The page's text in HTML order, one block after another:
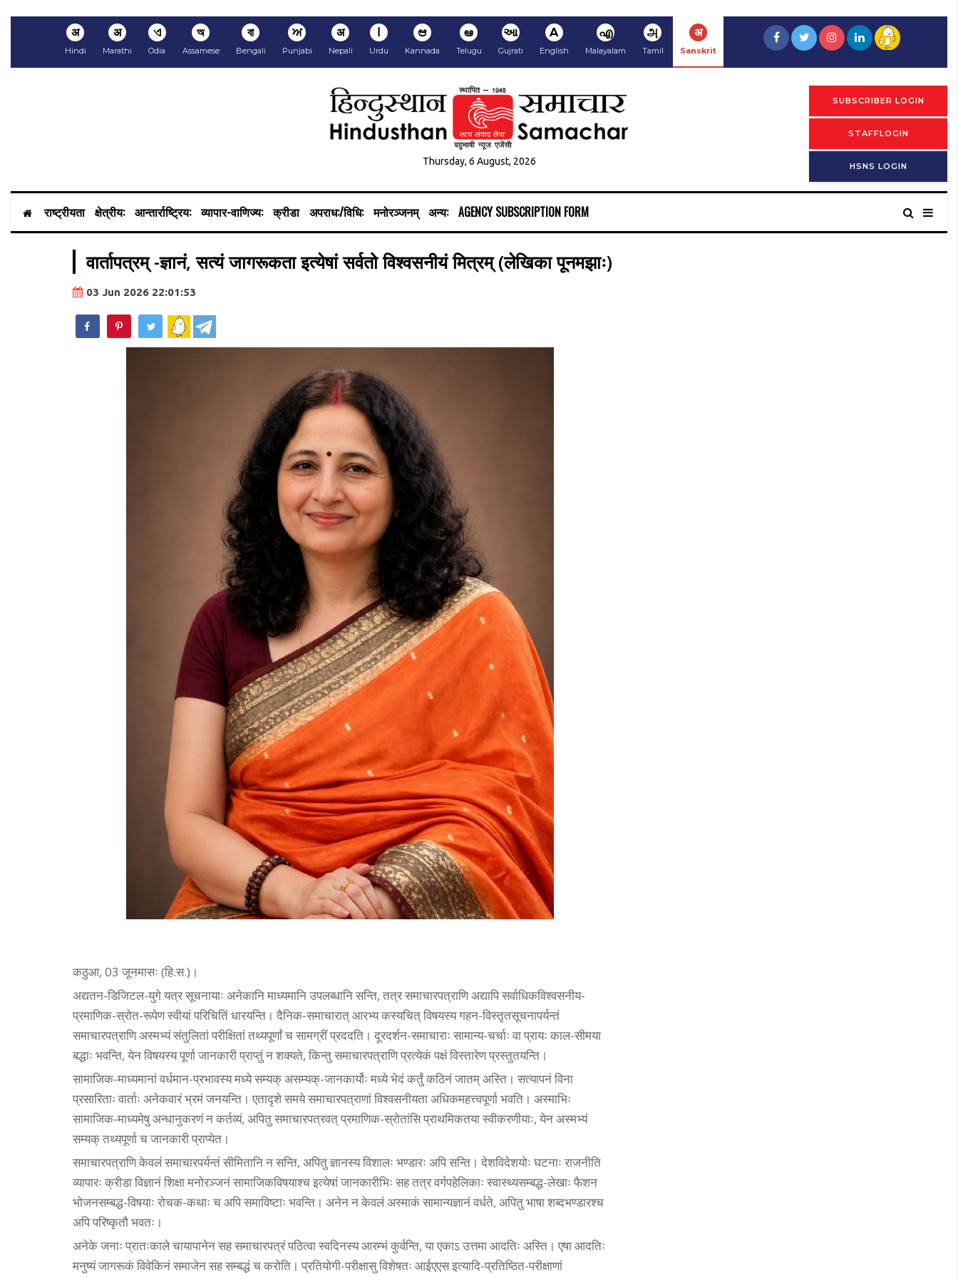
अ
Hindi
अ
Marathi
ଏ
Odia
অ
Assamese
বা
Bengali
ਅ
Punjabi
अ
Nepali
ا
Urdu
ಆ
Kannada
ఆ
Telugu
આ
Gujrati
A
English
എ
Malayalam
அ
Tamil
अ
Sanskrit
Thursday, 6 August, 2026
SUBSCRIBER LOGIN
STAFFLOGIN
HSNS LOGIN
राष्ट्रीयता क्षेत्रीय: आन्तार्राष्ट्रिय: व्यापार-वाणिज्य: क्रीडा अपराध:/विधि: मनोरञ्जनम् अन्य: AGENCY SUBSCRIPTION FORM
वार्तापत्रम् -ज्ञानं, सत्यं जागरूकता इत्येषां सर्वतो विश्वसनीयं मित्रम् (लेखिका पूनमझाः)
03 Jun 2026 22:01:53
कठुआ, 03 जूनमासः (हि.स.)।
अद्यतन-डिजिटल-युगे यत्र सूचनायाः अनेकानि माध्यमानि उपलब्धानि सन्ति, तत्र समाचारपत्राणि अद्यापि सर्वाधिकविश्वसनीय-
प्रमाणिक-स्रोत-रूपेण स्वीयां परिचितिं धारयन्ति। दैनिक-समाचारात् आरभ्य कस्यचित् विषयस्य गहन-विस्तृतसूचनापर्यन्तं
समाचारपत्राणि अस्मभ्यं संतुलितां परीक्षितां तथ्यपूर्णां च सामग्रीं प्रददति। दूरदर्शन-समाचाराः सामान्य-चर्चाः वा प्रायः काल-सीमया
बद्धाः भवन्ति, येन विषयस्य पूर्णा जानकारी प्राप्तुं न शक्यते, किन्तु समाचारपत्राणि प्रत्येकं पक्षं विस्तारेण प्रस्तुतयन्ति।
सामाजिक-माध्यमानां वर्धमान-प्रभावस्य मध्ये सम्यक् असम्यक्-जानकार्योः मध्ये भेदं कर्तुं कठिनं जातम् अस्ति। सत्यापनं विना
प्रसारिताः वार्ताः अनेकवारं भ्रमं जनयन्ति। एतादृशे समये समाचारपत्राणां विश्वसनीयता अधिकमहत्त्वपूर्णा भवति। अस्माभिः
सामाजिक-माध्यमेषु अन्धानुकरणं न कर्तव्यं, अपितु समाचारपत्रवत् प्रमाणिक-स्रोतांसि प्राथमिकतया स्वीकरणीयाः, येन अस्मभ्यं
सम्यक् तथ्यपूर्णा च जानकारी प्राप्येत।
समाचारपत्राणि केवलं समाचारपर्यन्तं सीमितानि न सन्ति, अपितु ज्ञानस्य विशालः भण्डारः अपि सन्ति। देशविदेशयोः घटनाः राजनीति
व्यापारः क्रीडा विज्ञानं शिक्षा मनोरञ्जनं सामाजिकविषयाश्च इत्येषां जानकारीभिः सह तत्र वर्गपहेलिकाः स्वास्थ्यसम्बद्ध-लेखाः फैशन
भोजनसम्बद्ध-विषयाः रोचक-कथाः च अपि समाविष्टाः भवन्ति। अनेन न केवलं अस्माकं सामान्यज्ञानं वर्धते, अपितु भाषा शब्दभण्डारश्च
अपि परिष्कृतौ भवतः।
अनेके जनाः प्रातःकाले चायापानेन सह समाचारपत्रं पठित्वा स्वदिनस्य आरम्भं कुर्वन्ति, या एकाऽ उत्तमा आदतिः अस्ति। एषा आदतिः
मनुष्यं जागरूकं विवेकिनं समाजेन सह सम्बद्धं च करोति। प्रतियोगी-परीक्षासु विशेषतः आईएएस इत्यादि-प्रतिष्ठित-परीक्षाणां